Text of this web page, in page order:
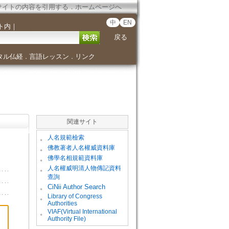
イトの内容を引用する．ホームページへ
内 ｜ 中 EN
戻る
ル仏経． 言語レッスン ． リンク
関連サイト
。 人名規範檢索
。 佛教著者人名權威資料庫
。 佛學名相規範資料庫
。
人名權威明清人物傳記資料
查詢
。
CiNii Author Search
。
Library of Congress
Authorities
。
VIAF(Virtual International
Authority File)